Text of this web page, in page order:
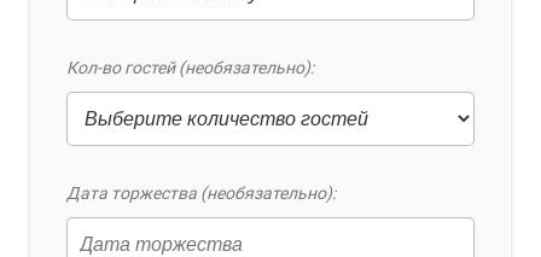
Кол-во гостей (необязательно):
Дата торжества (необязательно):